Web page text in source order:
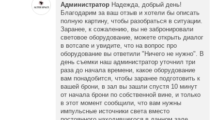
Администратор Надежда, добрый день!
Благодарим за ваш отзыв и хотели бы описать
полную картину, чтобы разобраться в ситуации.
Заранее, к сожалению, вы не забронировали
световое оборудование, можете открыть диалог
в вотсапе и увидите, что на вопрос про
оборудование вы ответили "Ничего не нужно". В
день съемки наш администратор уточнил три
раза до начала времени, какое оборудование
вам понадобится, чтобы заранее подготовить к
вашей брони, в зал вы зашли спустя 10 минут
от начала брони по собственной вине, и только
в этот момент сообщили, что вам нужны
импульсные источники света вместо